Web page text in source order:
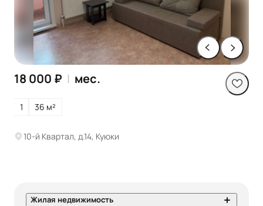
18 000 ₽ | мес.
1 36 м²
10-й Квартал, д.14, Куюки
Жилая недвижимость